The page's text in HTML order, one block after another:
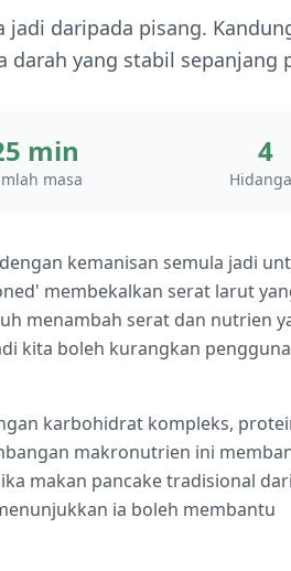
daripada pisang.
yang stabil sepanjang
min
masa
4
kemanisan semula jadi
membekalkan serat larut
menambah serat dan nutrien
kita boleh kurangkan
karbohidrat kompleks,
makronutrien ini
makan pancake tradisional
ia boleh membantu